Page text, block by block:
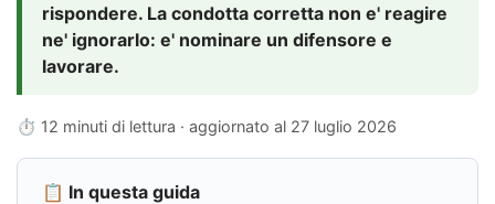
rispondere. La condotta corretta non e' reagire
ne' ignorarlo: e' nominare un difensore e
lavorare.
⏱ 12 minuti di lettura · aggiornato al 27 luglio 2026
📋 In questa guida